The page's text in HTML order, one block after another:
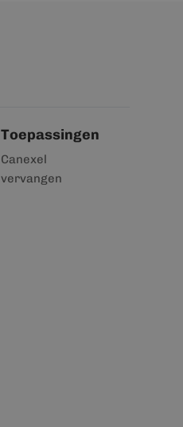
Toepassingen
Canexel
vervangen